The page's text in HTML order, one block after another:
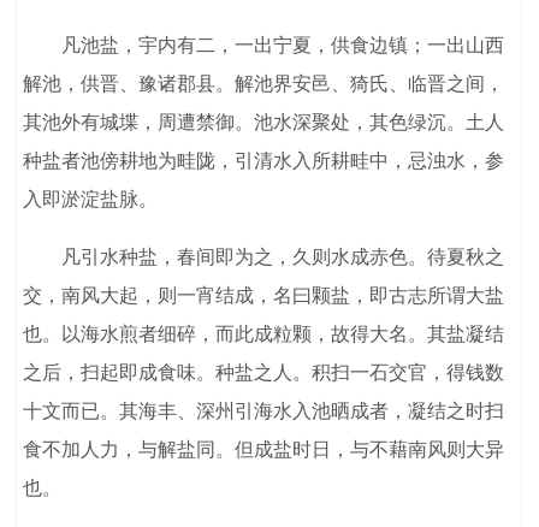
凡池盐，宇内有二，一出宁夏，供食边镇；一出山西
解池，供晋、豫诸郡县。解池界安邑、猗氏、临晋之间，
其池外有城堞，周遭禁御。池水深聚处，其色绿沉。土人
种盐者池傍耕地为畦陇，引清水入所耕畦中，忌浊水，参
入即淤淀盐脉。
凡引水种盐，春间即为之，久则水成赤色。待夏秋之
交，南风大起，则一宵结成，名曰颗盐，即古志所谓大盐
也。以海水煎者细碎，而此成粒颗，故得大名。其盐凝结
之后，扫起即成食味。种盐之人。积扫一石交官，得钱数
十文而已。其海丰、深州引海水入池晒成者，凝结之时扫
食不加人力，与解盐同。但成盐时日，与不藉南风则大异
也。